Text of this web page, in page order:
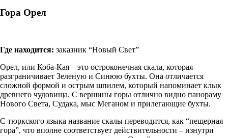
Гора Орел
Где находится: заказник “Новый Свет”
Орел, или Коба-Кая – это остроконечная скала, которая
разграничивает Зеленую и Синюю бухты. Она отличается
сложной формой и острым шпилем, который напоминает клык
древнего чудовища. С вершины горы отлично видно панораму
Нового Света, Судака, мыс Меганом и прилегающие бухты.
С тюркского языка название скалы переводится, как “пещерная
гора”, что вполне соответствует действительности – изнутри